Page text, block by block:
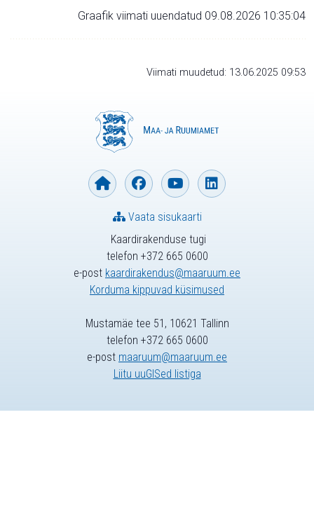
Graafik viimati uuendatud 09.08.2026 10:35:04
Viimati muudetud: 13.06.2025 09:53
Kaardirakenduse tugi
telefon +372 665 0600
e-post kaardirakendus@maaruum.ee
Korduma kippuvad küsimused
Vaata sisukaarti
Mustamäe tee 51, 10621 Tallinn
telefon +372 665 0600
e-post maaruum@maaruum.ee
Liitu uuGISed listiga